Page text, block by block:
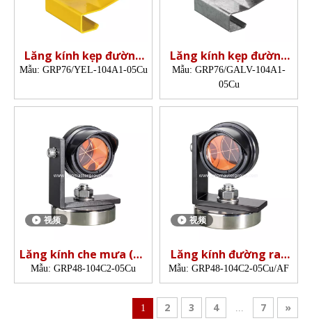
Lăng kính kẹp đường
sắt
Mẫu: GRP76/YEL-104A1-05Cu
Lăng kính kẹp đường
sắt
Mẫu: GRP76/GALV-104A1-
05Cu
视频
Lăng kính che mưa (Đế
48mm)
Mẫu: GRP48-104C2-05Cu
视频
Lăng kính đường ray
chống sương mù (Đế
48mm)
Mẫu: GRP48-104C2-05Cu/AF
1 2 3 4 ... 7 »